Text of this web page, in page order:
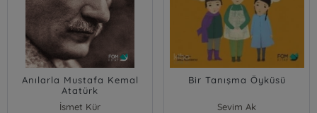
Anılarla Mustafa Kemal
Atatürk
İsmet Kür
Bir Tanışma Öyküsü
Sevim Ak